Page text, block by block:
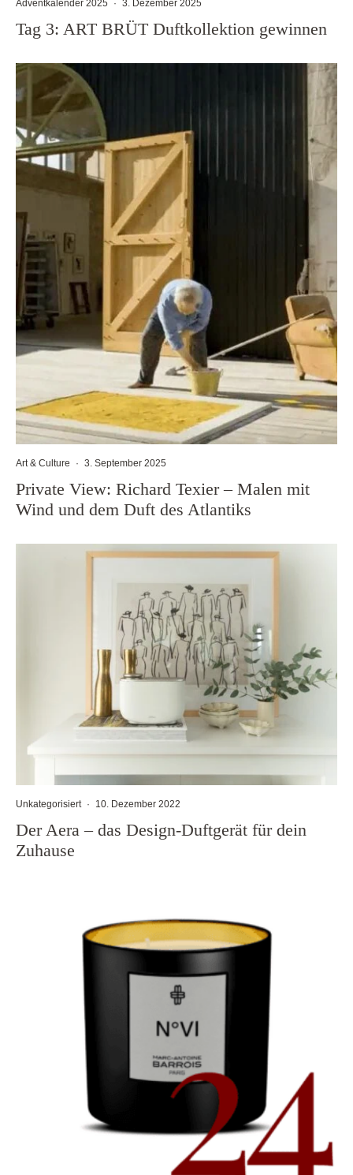
Adventkalender 2025 · 3. Dezember 2025
Tag 3: ART BRÜT Duftkollektion gewinnen
Art & Culture · 3. September 2025
Private View: Richard Texier – Malen mit
Wind und dem Duft des Atlantiks
Unkategorisiert · 10. Dezember 2022
Der Aera – das Design-Duftgerät für dein
Zuhause